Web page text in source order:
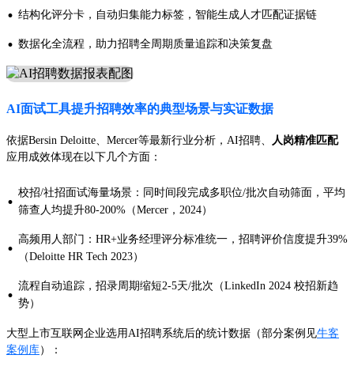
· 结构化评分卡，自动归集能力标签，智能生成人才匹配证据链
· 数据化全流程，助力招聘全周期质量追踪和决策复盘
AI面试工具提升招聘效率的典型场景与实证数据
依据Bersin Deloitte、Mercer等最新行业分析，AI招聘、
人岗精准匹配
应用成效体现在以下几个方面：
· 校招/社招面试海量场景：同时间段完成多职位/批次自动筛面，平均
筛查人均提升80-200%（Mercer，2024）
· 高频用人部门：HR+业务经理评分标准统一，招聘评价信度提升39%
（Deloitte HR Tech 2023）
· 流程自动追踪，招录周期缩短2-5天/批次（LinkedIn 2024 校招新趋
势）
大型上市互联网企业选用AI招聘系统后的统计数据（部分案例见牛客
案例库）：